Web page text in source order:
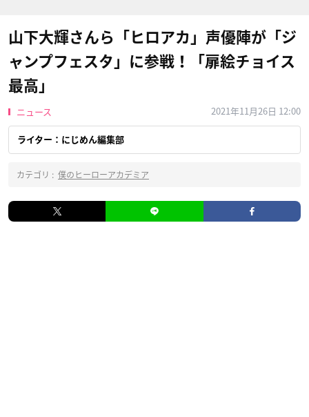
山下大輝さんら「ヒロアカ」声優陣が「ジ
ャンプフェスタ」に参戦！「扉絵チョイス
最高」
ニュース 2021年11月26日 12:00
ライター：にじめん編集部
カテゴリ : 僕のヒーローアカデミア